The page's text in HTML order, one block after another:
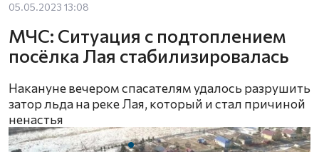
05.05.2023 13:08
МЧС: Ситуация с подтоплением
посёлка Лая стабилизировалась
Накануне вечером спасателям удалось разрушить
затор льда на реке Лая, который и стал причиной
ненастья